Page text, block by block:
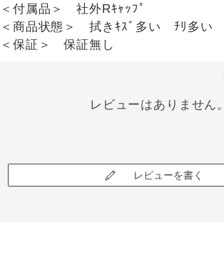
＜付属品＞ 社外Rｷｬｯﾌﾟ
＜商品状態＞ 拭きｷｽﾞ多い ﾁﾘ多い
＜保証＞ 保証無し
レビューはありません。
レビューを書く